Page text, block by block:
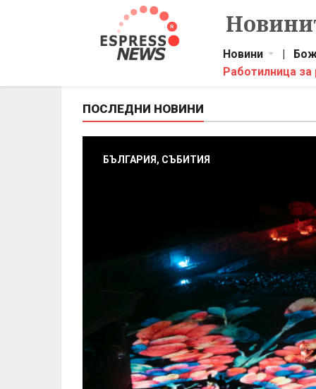
Новини |
Работилница за
ПОСЛЕДНИ НОВИНИ
БЪЛГАРИЯ, СЪБИТИЯ